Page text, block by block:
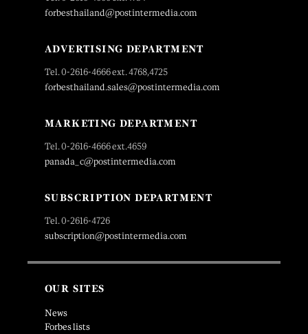
forbesthailand@postintermedia.com
ADVERTISING DEPARTMENT
Tel. 0-2616-4666 ext. 4768,4725
forbesthailand.sales@postintermedia.com
MARKETING DEPARTMENT
Tel. 0-2616-4666 ext.4659
panada_c@postintermedia.com
SUBSCRIPTION DEPARTMENT
Tel. 0-2616-4726
subscription@postintermedia.com
OUR SITES
News
Forbes lists